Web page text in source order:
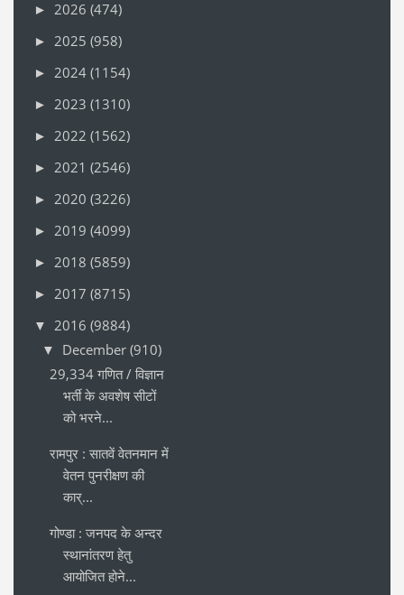
► 2026 (474)
► 2025 (958)
► 2024 (1154)
► 2023 (1310)
► 2022 (1562)
► 2021 (2546)
► 2020 (3226)
► 2019 (4099)
► 2018 (5859)
► 2017 (8715)
▼ 2016 (9884)
▼ December (910)
29,334 गणित / विज्ञान
भर्ती के अवशेष सीटों
को भरने...
रामपुर : सातवें वेतनमान में
वेतन पुनरीक्षण की
कार्...
गोण्डा : जनपद के अन्दर
स्थानांतरण हेतु
आयोजित होने...